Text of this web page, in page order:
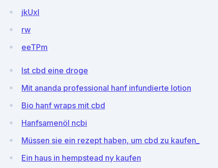
jkUxl
rw
eeTPm
Ist cbd eine droge
Mit ananda professional hanf infundierte lotion
Bio hanf wraps mit cbd
Hanfsamenöl ncbi
Müssen sie ein rezept haben, um cbd zu kaufen_
Ein haus in hempstead ny kaufen